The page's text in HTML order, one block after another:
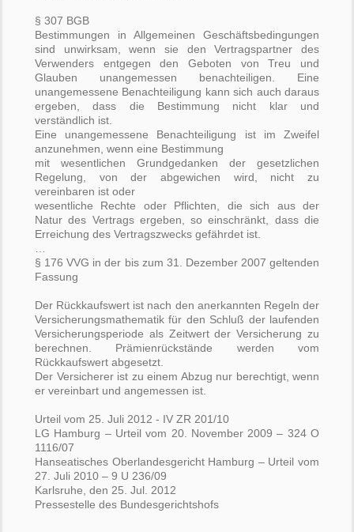
§ 307 BGB
Bestimmungen in Allgemeinen Geschäftsbedingungen
sind unwirksam, wenn sie den Vertragspartner des
Verwenders entgegen den Geboten von Treu und
Glauben unangemessen benachteiligen. Eine
unangemessene Benachteiligung kann sich auch daraus
ergeben, dass die Bestimmung nicht klar und
verständlich ist.
Eine unangemessene Benachteiligung ist im Zweifel
anzunehmen, wenn eine Bestimmung
mit wesentlichen Grundgedanken der gesetzlichen
Regelung, von der abgewichen wird, nicht zu
vereinbaren ist oder
wesentliche Rechte oder Pflichten, die sich aus der
Natur des Vertrags ergeben, so einschränkt, dass die
Erreichung des Vertragszwecks gefährdet ist.
…
§ 176 VVG in der bis zum 31. Dezember 2007 geltenden
Fassung
Der Rückkaufswert ist nach den anerkannten Regeln der
Versicherungsmathematik für den Schluß der laufenden
Versicherungsperiode als Zeitwert der Versicherung zu
berechnen. Prämienrückstände werden vom
Rückkaufswert abgesetzt.
Der Versicherer ist zu einem Abzug nur berechtigt, wenn
er vereinbart und angemessen ist.
Urteil vom 25. Juli 2012 - IV ZR 201/10
LG Hamburg – Urteil vom 20. November 2009 – 324 O
1116/07
Hanseatisches Oberlandesgericht Hamburg – Urteil vom
27. Juli 2010 – 9 U 236/09
Karlsruhe, den 25. Jul. 2012
Pressestelle des Bundesgerichtshofs